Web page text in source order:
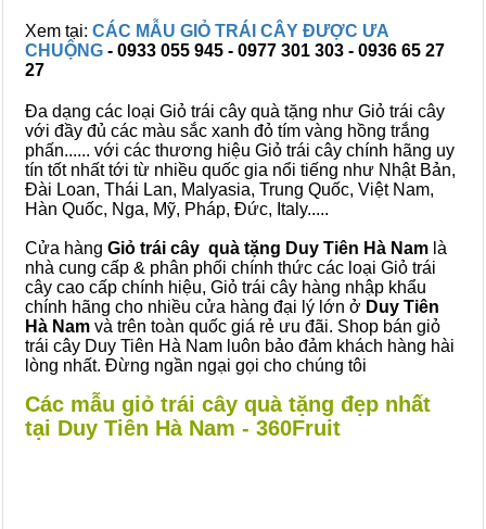
Xem tại: CÁC MẪU GIỎ TRÁI CÂY ĐƯỢC ƯA
CHUỘNG - 0933 055 945 - 0977 301 303 - 0936 65 27
27
Đa dạng các loại Giỏ trái cây quà tặng như Giỏ trái cây
với đầy đủ các màu sắc xanh đỏ tím vàng hồng trắng
phấn...... với các thương hiệu Giỏ trái cây chính hãng uy
tín tốt nhất tới từ nhiều quốc gia nổi tiếng như Nhật Bản,
Đài Loan, Thái Lan, Malyasia, Trung Quốc, Việt Nam,
Hàn Quốc, Nga, Mỹ, Pháp, Đức, Italy.....
Cửa hàng Giỏ trái cây quà tặng Duy Tiên Hà Nam là
nhà cung cấp & phân phối chính thức các loại Giỏ trái
cây cao cấp chính hiệu, Giỏ trái cây hàng nhập khẩu
chính hãng cho nhiều cửa hàng đại lý lớn ở Duy Tiên
Hà Nam và trên toàn quốc giá rẻ ưu đãi. Shop bán giỏ
trái cây Duy Tiên Hà Nam luôn bảo đảm khách hàng hài
lòng nhất. Đừng ngần ngại gọi cho chúng tôi
Các mẫu giỏ trái cây quà tặng đẹp nhất
tại Duy Tiên Hà Nam - 360Fruit